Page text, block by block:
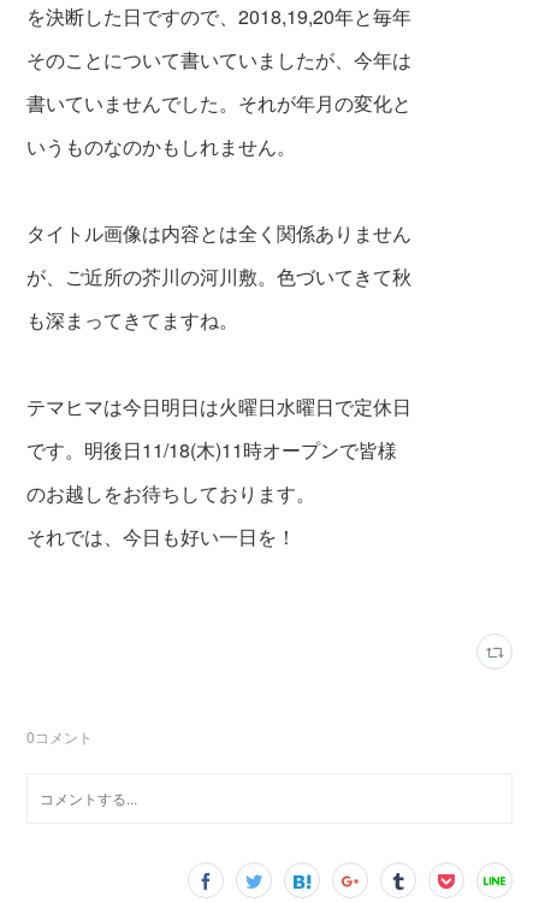
を決断した日ですので、2018,19,20年と毎年
そのことについて書いていましたが、今年は
書いていませんでした。それが年月の変化と
いうものなのかもしれません。
タイトル画像は内容とは全く関係ありません
が、ご近所の芥川の河川敷。色づいてきて秋
も深まってきてますね。
テマヒマは今日明日は火曜日水曜日で定休日
です。明後日11/18(木)11時オープンで皆様
のお越しをお待ちしております。
それでは、今日も好い一日を！
0コメント